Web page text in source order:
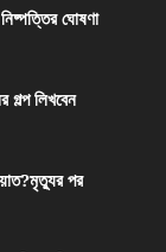
ঘোষণা
লিখবেন
পর